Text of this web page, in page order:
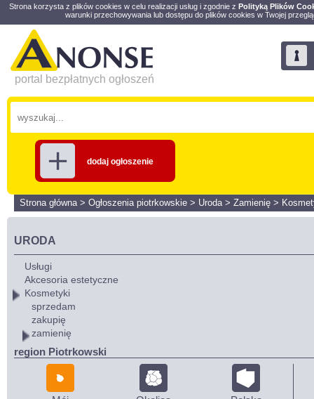
Strona korzysta z plików cookies w celu realizacji usług i zgodnie z Polityką Plików
warunki przechowywania lub dostępu do plików cookies w Twojej
portal bezpłatnych ogłoszeń
dodaj ogłoszenie
Strona główna> Ogłoszenia piotrkowskie > Uroda> Zamienię >
URODA
Usługi
Akcesoria estetyczne
Kosmetyki
sprzedam
zakupię
zamienię
region Piotrkowski